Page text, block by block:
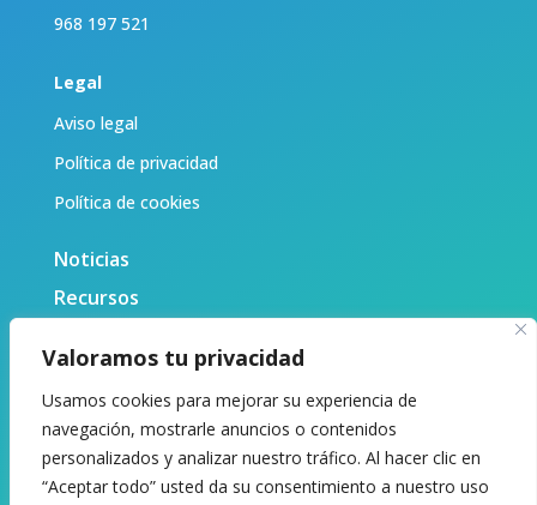
Valoramos tu privacidad
Usamos cookies para mejorar su experiencia de
navegación, mostrarle anuncios o contenidos
personalizados y analizar nuestro tráfico. Al hacer clic en
“Aceptar todo” usted da su consentimiento a nuestro uso
968 197 521
Legal
Aviso legal
Política de privacidad
Política de cookies
Noticias
Recursos
Sobre nosotras
Contacto